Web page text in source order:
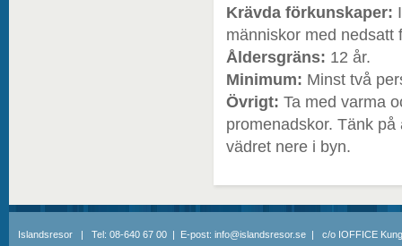
Krävda förkunskaper:
människor med nedsatt
Åldersgräns: 12 år.
Minimum: Minst två
Övrigt: Ta med varma
promenadskor. Tänk
vädret nere i byn.
Islandsresor | Tel: 08-640 67 00 | E-post: info@islandsresor.se | c/o IOFFICE